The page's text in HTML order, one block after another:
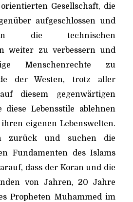
Gesellschaft, die
aufgeschlossen und
die technischen
weiter zu verbessern und
Menschenrechte zu
der Westen, trotz aller
diesem gegenwärtigen
diese Lebensstile ablehnen
eigenen Lebenswelten.
zurück und suchen die
Fundamenten des Islams
dass der Koran und die
von Jahren, 20 Jahre
Propheten Muhammed im